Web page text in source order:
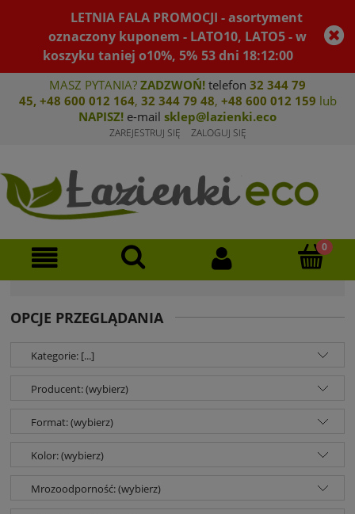
LETNIA FALA PROMOCJI - asortyment
oznaczony kuponem - LATO10, LATO5 - w
koszyku taniej o10%, 5% 53dni 18:11:59
MASZ PYTANIA? ZADZWOŃ! telefon 32 344 79
45, +48 600 012 164, 32 344 79 48, +48 600 012 159 lub
NAPISZ! e-mail sklep@lazienki.eco
ZAREJESTRUJ SIĘ ZALOGUJ SIĘ
OPCJE PRZEGLĄDANIA
Kategorie: [...]
Producent: (wybierz)
Format: (wybierz)
Kolor: (wybierz)
Mrozoodporność: (wybierz)